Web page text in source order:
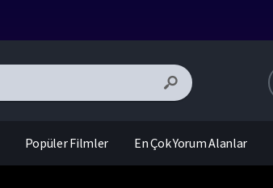
Popüler Filmler En Çok Yorum Alanlar